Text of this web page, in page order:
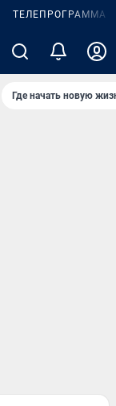
ТЕЛЕПРОГРАММА
Где начать новую